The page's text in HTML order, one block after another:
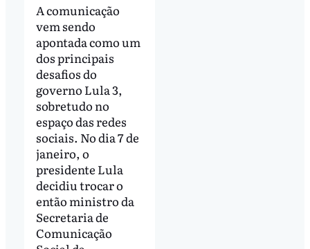
A comunicação
vem sendo
apontada como um
dos principais
desafios do
governo Lula 3,
sobretudo no
espaço das redes
sociais. No dia 7 de
janeiro, o
presidente Lula
decidiu trocar o
então ministro da
Secretaria de
Comunicação